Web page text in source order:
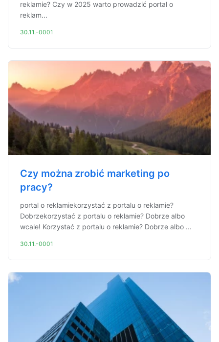
reklamie? Czy w 2025 warto prowadzić portal o
reklam...
30.11.-0001
Czy można zrobić marketing po
pracy?
portal o reklamiekorzystać z portalu o reklamie?
Dobrzekorzystać z portalu o reklamie? Dobrze albo
wcale! Korzystać z portalu o reklamie? Dobrze albo ...
30.11.-0001